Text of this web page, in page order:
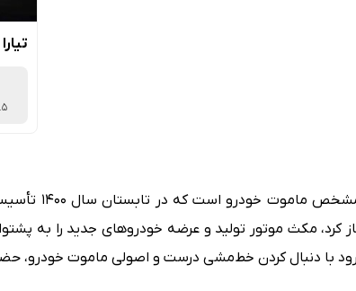
تیارا
1.5
مکث موتور،
کرد، مکث موتور تولید و عرضه خودروهای جدید را به
با دنبال کردن خط‌مشی درست و اصولی ماموت